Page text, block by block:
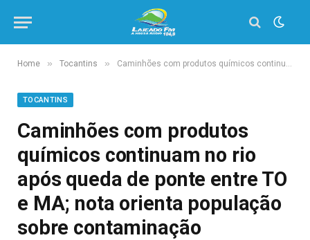
Home » Tocantins » Caminhões com produtos químicos continuam no rio após queda de ponte entre TO e MA; nota orienta população sobre contaminação
TOCANTINS
Caminhões com produtos
químicos continuam no rio
após queda de ponte entre TO
e MA; nota orienta população
sobre contaminação